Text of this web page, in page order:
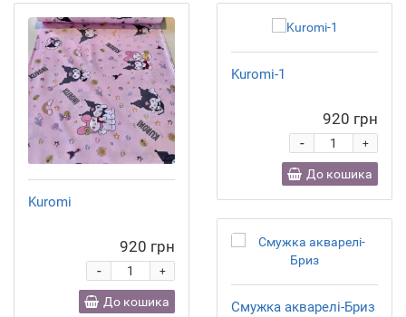
Kuromi
920 грн
+
-
До кошика
Kuromi-1
920 грн
+
-
До кошика
Смужка акварелі-Бриз